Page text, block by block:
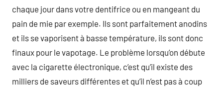
chaque jour dans votre dentifrice ou en mangeant du
pain de mie par exemple. Ils sont parfaitement anodins
et ils se vaporisent à basse température, ils sont donc
finaux pour le vapotage. Le problème lorsqu’on débute
avec la cigarette électronique, c’est qu’il existe des
milliers de saveurs différentes et qu’il n’est pas à coup